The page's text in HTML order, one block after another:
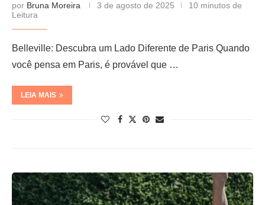
por Bruna Moreira 3 de agosto de 2025
10 minutos de
Leitura
Belleville: Descubra um Lado Diferente de Paris Quando
você pensa em Paris, é provável que …
LEIA MAIS